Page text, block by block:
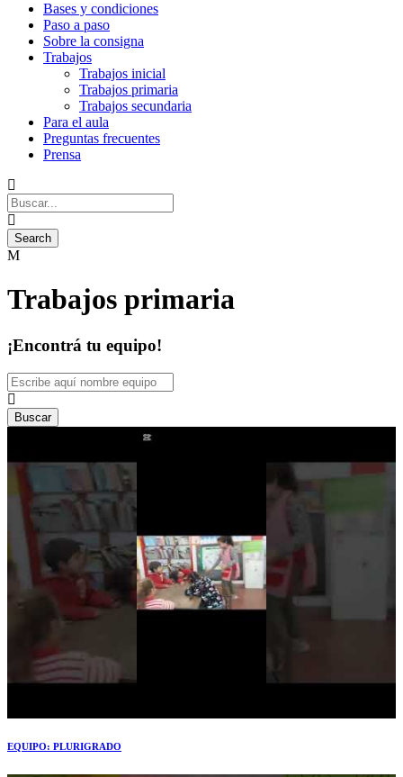
Bases y condiciones
Paso a paso
Sobre la consigna
Trabajos
Trabajos inicial
Trabajos primaria
Trabajos secundaria
Para el aula
Preguntas frecuentes
Prensa
Trabajos primaria
¡Encontrá tu equipo!
EQUIPO: PLURIGRADO